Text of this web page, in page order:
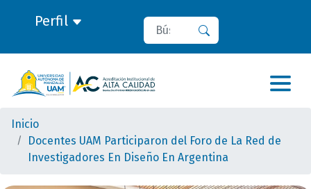
Perfil Buscar
Inicio
Docentes UAM Participaron del Foro de La Red de
Investigadores En Diseño En Argentina